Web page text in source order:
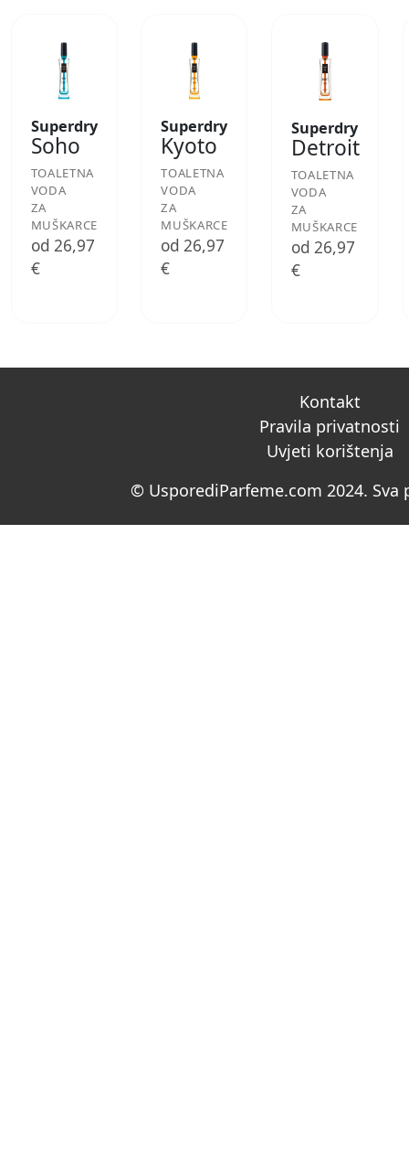
Superdry
Soho
TOALETNA
VODA
ZA
MUŠKARCE
od 26,97
€
Superdry
Kyoto
TOALETNA
VODA
ZA
MUŠKARCE
od 26,97
€
Superdry
Detroit
TOALETNA
VODA
ZA
MUŠKARCE
od 26,97
€
Kontakt
Pravila privatnosti
Uvjeti korištenja
© UsporediParfeme.com 2024. Sva